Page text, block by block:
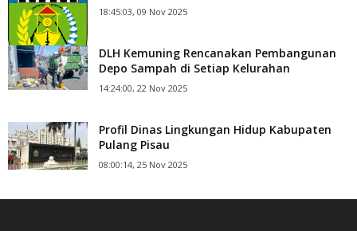
18:45:03, 09 Nov 2025
DLH Kemuning Rencanakan Pembangunan
Depo Sampah di Setiap Kelurahan
14:24:00, 22 Nov 2025
Profil Dinas Lingkungan Hidup Kabupaten
Pulang Pisau
08:00:14, 25 Nov 2025